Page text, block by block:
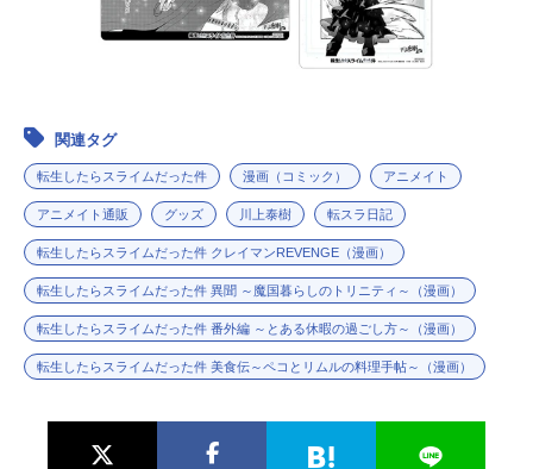
関連タグ
転生したらスライムだった件 漫画（コミック） アニメイト
アニメイト通販 グッズ 川上泰樹 転スラ日記
転生したらスライムだった件 クレイマンREVENGE（漫画）
転生したらスライムだった件 異聞 ～魔国暮らしのトリニティ～（漫画）
転生したらスライムだった件 番外編 ～とある休暇の過ごし方～（漫画）
転生したらスライムだった件 美食伝～ペコとリムルの料理手帖～（漫画）